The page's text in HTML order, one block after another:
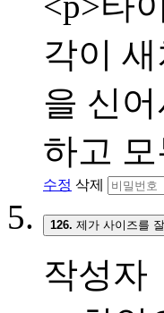
각이
을 신
하고
수정 삭제
126. 제가 사이즈를
작성자